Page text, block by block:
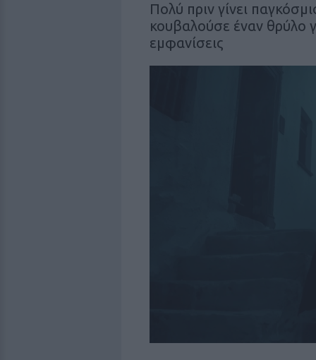
Πολύ πριν γίνει
κουβαλούσε έναν θρύλο
εμφανίσεις